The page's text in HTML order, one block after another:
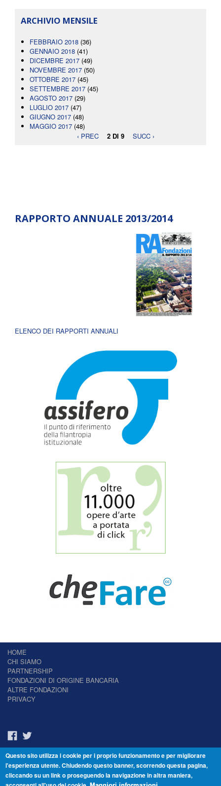
ARCHIVIO MENSILE
FEBBRAIO 2018 (36)
GENNAIO 2018 (41)
DICEMBRE 2017 (49)
NOVEMBRE 2017 (50)
OTTOBRE 2017 (45)
SETTEMBRE 2017 (45)
AGOSTO 2017 (29)
LUGLIO 2017 (47)
GIUGNO 2017 (48)
MAGGIO 2017 (48)
‹ PREC
2 DI 9 SUCC ›
RAPPORTO ANNUALE 2013/2014
ELENCO DEI RAPPORTI ANNUALI
HOME
CHI SIAMO
PARTNERSHIP
FONDAZIONI DI ORIGINE BANCARIA
ALTRE FONDAZIONI
PRIVACY
Il Giornale delle Fondazioni - Periodico telematico
Reg. Tribunale n.7 del 22/07/2014 – ISSN 2421-2466
© Fondazione Venezia 2000 - Dorsoduro 3488/U - 30123 Venezia - Italia -
Questo sito utilizza i cookie per i proprio funzionamento e per migliorare
l'esperienza utente. Chiudendo questo banner, scorrendo questa pagina,
cliccando su un link o proseguendo la navigazione in altra maniera,